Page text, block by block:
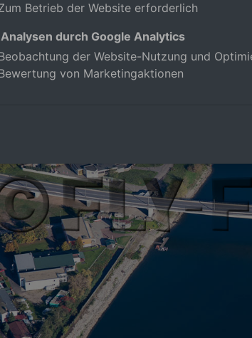
Betrieb der Website erforderlich
Analysen durch Google Analytics
der Website-Nutzung und
von Marketingaktionen